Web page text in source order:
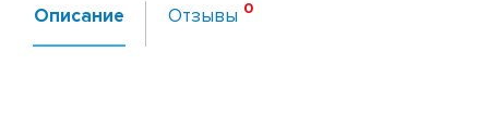
Описание Отзывы